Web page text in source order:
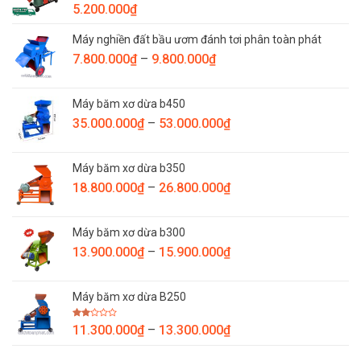
5.200.000₫
Máy nghiền đất bầu ươm đánh tơi phân toàn phát
7.800.000₫ – 9.800.000₫Khoảng
đến
Máy băm xơ dừa b450
35.000.000₫ – 53.000.000₫Khoảng
đến
Máy băm xơ dừa b350
18.800.000₫ – 26.800.000₫Khoảng
đến
Máy băm xơ dừa b300
13.900.000₫ – 15.900.000₫Khoảng
15.900.000₫
Máy băm xơ dừa B250
Được
xếp
11.300.000₫ – 13.300.000₫Khoảng